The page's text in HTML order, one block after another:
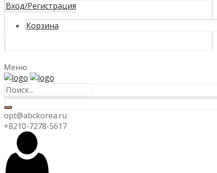
Вход/Регистрация
Корзина
Меню
opt@abckorea.ru
+8210-7278-5617